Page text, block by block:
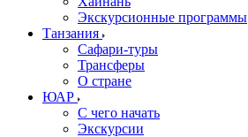
Экскурсионные программы
Танзания
Сафари-туры
Трансферы
О стране
ЮАР
С чего начать
Экскурсии